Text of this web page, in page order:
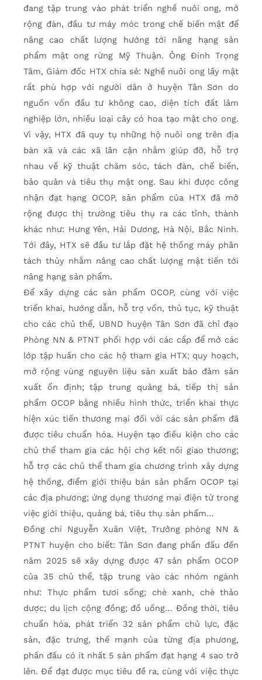
đang tập trung vào phát triển nghề nuôi ong, mở
rộng đàn, đầu tư máy móc trong chế biến mật để
nâng cao chất lượng hướng tới nâng hạng sản
phẩm mật ong rừng Mỹ Thuận. Ông Đinh Trọng
Tâm, Giám đốc HTX chia sẻ: Nghề nuôi ong lấy mật
rất phù hợp với người dân ở huyện Tân Sơn do
nguồn vốn đầu tư không cao, diện tích đất lâm
nghiệp lớn, nhiều loại cây có hoa tạo mật cho ong.
Vì vậy, HTX đã quy tụ những hộ nuôi ong trên địa
bàn xã và các xã lân cận nhằm giúp đỡ, hỗ trợ
nhau về kỹ thuật chăm sóc, tách đàn, chế biến,
bảo quản và tiêu thụ mật ong. Sau khi được công
nhận đạt hạng OCOP, sản phẩm của HTX đã mở
rộng được thị trường tiêu thụ ra các tỉnh, thành
khác như: Hưng Yên, Hải Dương, Hà Nội, Bắc Ninh.
Tới đây, HTX sẽ đầu tư lắp đặt hệ thống máy phân
tách thủy nhằm nâng cao chất lượng mật tiến tới
nâng hạng sản phẩm.
Để xây dựng các sản phẩm OCOP, cùng với việc
triển khai, hướng dẫn, hỗ trợ vốn, thủ tục, kỹ thuật
cho các chủ thể, UBND huyện Tân Sơn đã chỉ đạo
Phòng NN & PTNT phối hợp với các cấp để mở các
lớp tập huấn cho các hộ tham gia HTX; quy hoạch,
mở rộng vùng nguyên liệu sản xuất bảo đảm sản
xuất ổn định; tập trung quảng bá, tiếp thị sản
phẩm OCOP bằng nhiều hình thức, triển khai thực
hiện xúc tiến thương mại đối với các sản phẩm đã
được tiêu chuẩn hóa. Huyện tạo điều kiện cho các
chủ thể tham gia các hội chợ kết nối giao thương;
hỗ trợ các chủ thể tham gia chương trình xây dựng
hệ thống, điểm giới thiệu bán sản phẩm OCOP tại
các địa phương; ứng dụng thương mại điện tử trong
việc giới thiệu, quảng bá, tiêu thụ sản phẩm…
Đồng chí Nguyễn Xuân Việt, Trưởng phòng NN &
PTNT huyện cho biết: Tân Sơn đang phấn đấu đến
năm 2025 sẽ xây dựng được 47 sản phẩm OCOP
của 35 chủ thể, tập trung vào các nhóm ngành
như: Thực phẩm tươi sống; chè xanh, chè thảo
dược; du lịch cộng đồng; đồ uống… Đồng thời, tiêu
chuẩn hóa, phát triển 32 sản phẩm chủ lực, đặc
sản, đặc trưng, thế mạnh của từng địa phương,
phấn đấu có ít nhất 5 sản phẩm đạt hạng 4 sao trở
lên. Để đạt được mục tiêu đề ra, cùng với việc thực